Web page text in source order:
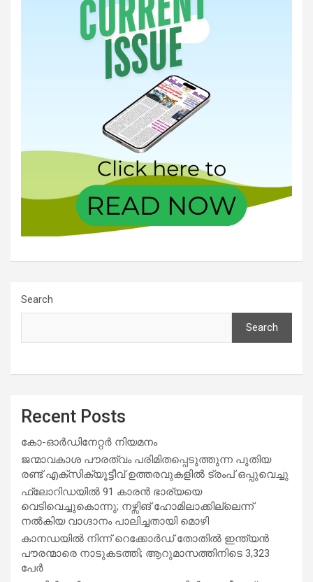
Search
Search
Recent Posts
കോ-ഓർഡിനേറ്റർ നിയമനം
ജന്മാവകാശ പൗരത്വം പരിമിതപ്പെടുത്തുന്ന പുതിയ
രണ്ട് എക്സിക്യൂട്ടീവ് ഉത്തരവുകളിൽ ട്രംപ് ഒപ്പുവെച്ചു
ഫ്ലോറിഡയിൽ 91 കാരൻ ഭാര്യയെ
വെടിവെച്ചുകൊന്നു; നഴ്സിങ് ഹോമിലാക്കില്ലെന്ന്
നൽകിയ വാഗ്ദാനം പാലിച്ചതായി മൊഴി
കാനഡയിൽ നിന്ന് റെക്കോർഡ് തോതിൽ ഇന്ത്യൻ
പൗരന്മാരെ നാടുകടത്തി; ആറുമാസത്തിനിടെ 3,323
പേർ